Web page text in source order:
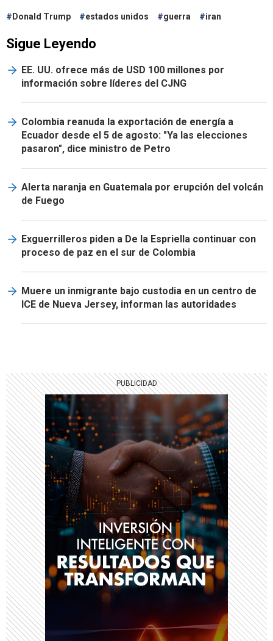
Donald Trump estados unidos guerra iran
Sigue Leyendo
EE. UU. ofrece más de USD 100 millones por
información sobre líderes del CJNG
Colombia reanuda la exportación de energía a
Ecuador desde el 5 de agosto: "Ya las elecciones
pasaron", dice ministro de Petro
Alerta naranja en Guatemala por erupción del volcán
de Fuego
Exguerrilleros piden a De la Espriella continuar con
proceso de paz en el sur de Colombia
Muere un inmigrante bajo custodia en un centro de
ICE de Nueva Jersey, informan las autoridades